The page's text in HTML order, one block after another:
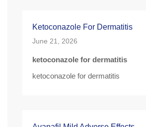
Ketoconazole For Dermatitis
June 21, 2026
ketoconazole for dermatitis
ketoconazole for dermatitis